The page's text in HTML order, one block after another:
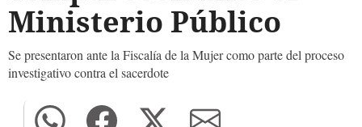
Ministerio Público
Se presentaron ante la Fiscalía de la Mujer como parte del proceso
investigativo contra el sacerdote